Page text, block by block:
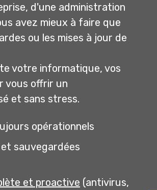
d'une administration
avez mieux à faire que
ou les mises à jour de
votre informatique, vos
vous offrir un
et sans stress.
opérationnels
sauvegardées
et proactive (antivirus,